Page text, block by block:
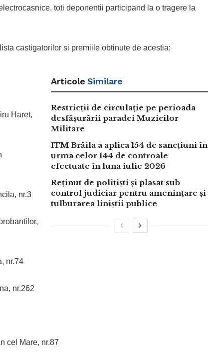
toti deponentii participand la o tragere la
castigatorilor si premiile obtinute de acestia:
Articole Similare
Restricții de circulație pe perioada
desfășurării paradei Muzicilor
Militare
ITM Brăila a aplica 154 de sancțiuni în
urma celor 144 de controale
efectuate în luna iulie 2026
Reținut de polițiști și plasat sub
control judiciar pentru amenințare și
tulburarea liniștii publice
Haret,
nr.3
nr.74
nr.262
Mare, nr.87